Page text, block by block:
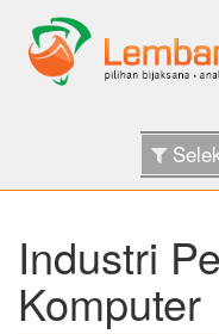
Industri
Komputer